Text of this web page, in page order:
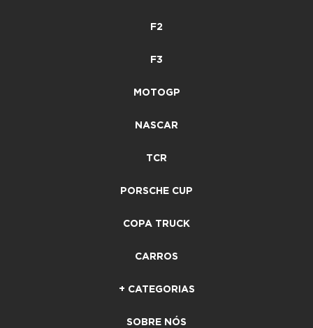
F2
F3
MOTOGP
NASCAR
TCR
PORSCHE CUP
COPA TRUCK
CARROS
+ CATEGORIAS
SOBRE NÓS